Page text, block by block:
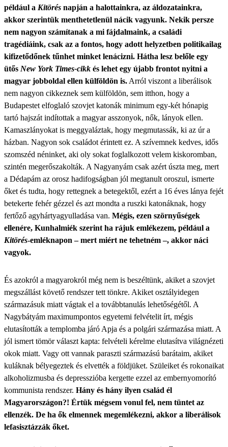
például a Kitörés napján a halottainkra, az áldozatainkra,
akkor szerintük menthetetlenül nácik vagyunk. Nekik persze
nem nagyon számítanak a mi fájdalmaink, a családi
tragédiáink, csak az a fontos, hogy adott helyzetben politikailag
kifizetődőnek tűnhet minket lenácizni. Hátha lesz belőle egy
ütős New York Times-cikk és lehet egy újabb frontot nyitni a
magyar jobboldal ellen külföldön is. Arról viszont a liberálisok
nem nagyon cikkeznek sem külföldön, sem itthon, hogy a
Budapestet elfoglaló szovjet katonák minimum egy-két hónapig
tartó hajszát indítottak a magyar asszonyok, nők, lányok ellen.
Kamaszlányokat is meggyaláztak, hogy megmutassák, ki az úr a
házban. Nagyon sok családot érintett ez. A szívemnek kedves, idős
szomszéd néninket, aki oly sokat foglalkozott velem kiskoromban,
szintén megerőszakolták. A Nagyanyám csak azért úszta meg, mert
a Dédapám az orosz hadifogságban jól megtanult oroszul, ismerte
őket és tudta, hogy rettegnek a betegektől, ezért a 16 éves lánya fejét
betekerte fehér gézzel és azt mondta a ruszki katonáknak, hogy
fertőző agyhártyagyulladása van. Mégis, ezen szörnyűségek
ellenére, Kunhalmiék szerint ha rájuk emlékezem, például a
Kitörés-emléknapon – mert miért ne tehetném –, akkor náci
vagyok.
És azokról a magyarokról még nem is beszéltünk, akiket a szovjet
megszállást követő rendszer tett tönkre. Akiket osztályidegen
származásuk miatt vágtak el a továbbtanulás lehetőségétől. A
Nagybátyám maximumpontos egyetemi felvételit írt, mégis
elutasították a templomba járó Apja és a polgári származása miatt. A
jól ismert tömör választ kapta: felvételi kérelme elutasítva világnézeti
okok miatt. Vagy ott vannak paraszti származású barátaim, akiket
kuláknak bélyegeztek és elvették a földjüket. Szüleiket és rokonaikat
alkoholizmusba és depresszióba kergette ezzel az embernyomorító
kommunista rendszer. Hány és hány ilyen család él
Magyarországon?! Értük mégsem vonul fel, nem tüntet az
ellenzék. De ha ők elmennek megemlékezni, akkor a liberálisok
lefasisztázzák őket.